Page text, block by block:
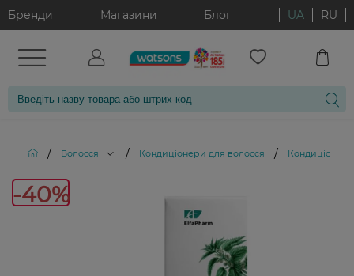
Бренди Магазини Блог UA RU
/ Волосся / Кондиціонери для волосся / Кондиціонер
-40%